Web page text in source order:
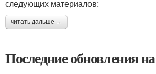
следующих материалов:
читать дальше →
Последние обновления